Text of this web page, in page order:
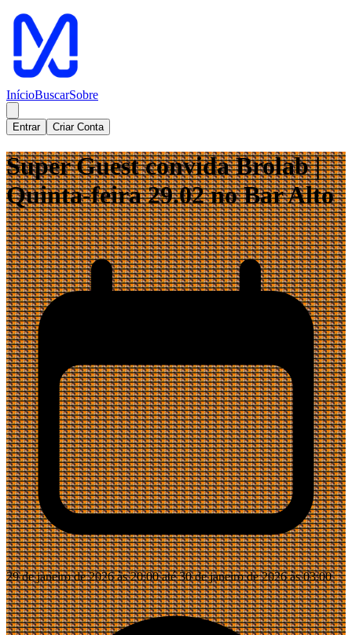
InícioBuscarSobre
Entrar Criar Conta
Super Guest convida Brolab |
Quinta-feira 29.02 no Bar Alto
29 de janeiro de 2026 às 20:00 até 30 de janeiro de 2026 às 03:00